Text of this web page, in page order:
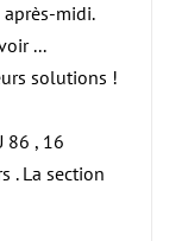
midi.
...
solutions !
86 , 16
. La section